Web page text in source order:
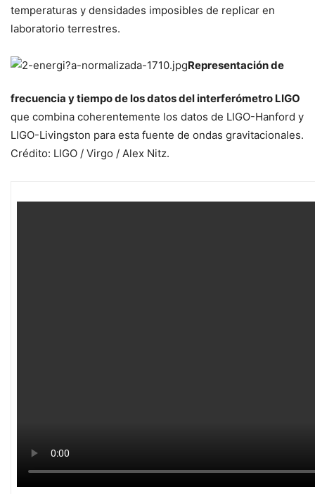
temperaturas y densidades imposibles de replicar en
laboratorio terrestres.
Representación de
frecuencia y tiempo de los datos del interferómetro LIGO
que combina coherentemente los datos de LIGO-Hanford y
LIGO-Livingston para esta fuente de ondas gravitacionales.
Crédito: LIGO / Virgo / Alex Nitz.